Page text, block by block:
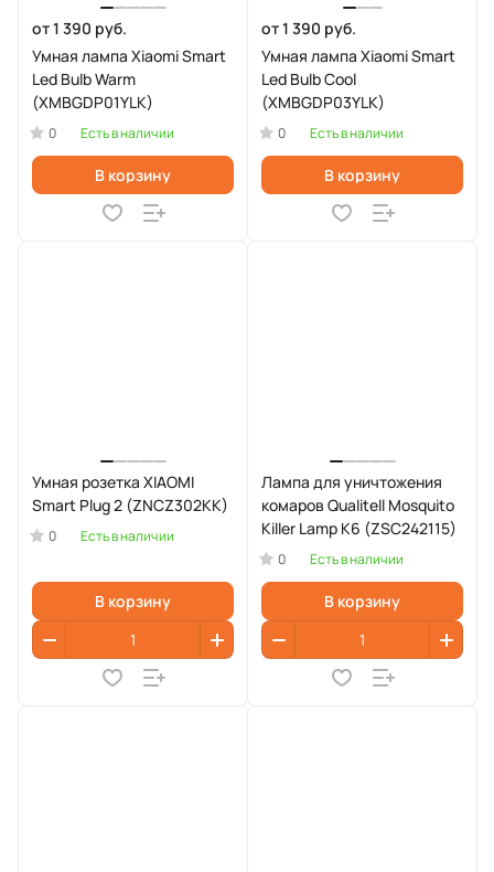
от 1 390 руб.
Умная лампа Xiaomi Smart
Led Bulb Warm
(XMBGDP01YLK)
0 Есть в наличии
В корзину
от 1 390 руб.
Умная лампа Xiaomi Smart
Led Bulb Cool
(XMBGDP03YLK)
0 Есть в наличии
В корзину
Умная розетка XIAOMI
Smart Plug 2 (ZNCZ302KK)
0 Есть в наличии
В корзину
Лампа для уничтожения
комаров Qualitell Mosquito
Killer Lamp K6 (ZSC242115)
0 Есть в наличии
В корзину